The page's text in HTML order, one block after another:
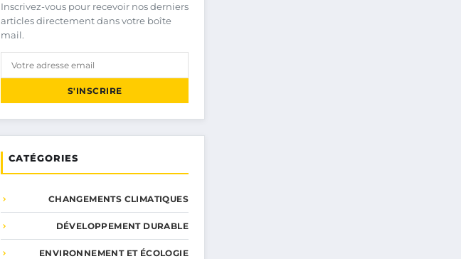
Inscrivez-vous pour recevoir nos derniers
articles directement dans votre boîte
mail.
S'INSCRIRE
CATÉGORIES
CHANGEMENTS CLIMATIQUES
DÉVELOPPEMENT DURABLE
ENVIRONNEMENT ET ÉCOLOGIE